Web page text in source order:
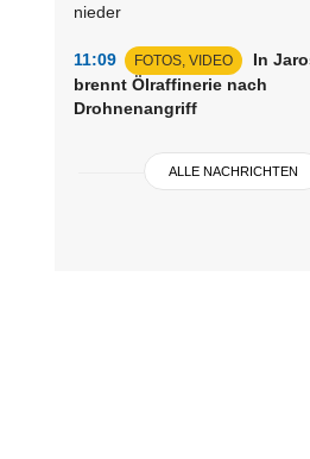
nieder
11:09 FOTOS, VIDEO
In
brennt Ölraffinerie nach
Drohnenangriff
ALLE NACHRICHTEN